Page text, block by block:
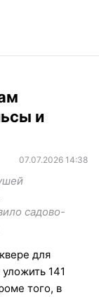
и
07.07.2026 14:38
садово-
для
141
того, в